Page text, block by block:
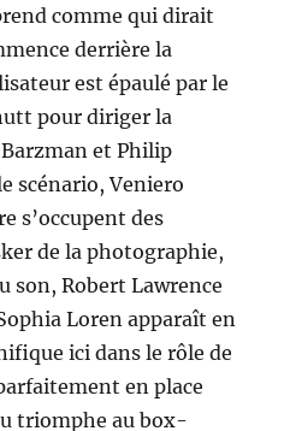
comme qui dirait
derrière la
est épaulé par le
pour diriger la
et Philip
scénario, Veniero
s’occupent des
de la photographie,
son, Robert Lawrence
Loren apparaît en
ici dans le rôle de
en place
triomphe au box-